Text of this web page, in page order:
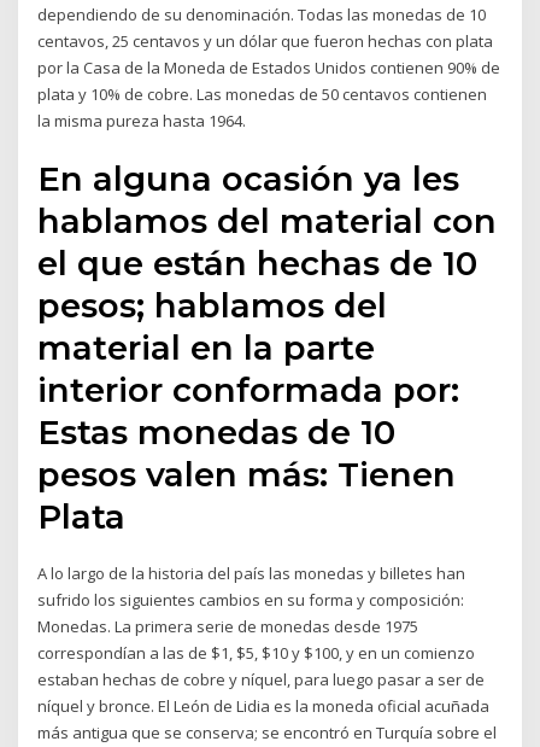
dependiendo de su denominación. Todas las monedas de 10
centavos, 25 centavos y un dólar que fueron hechas con plata
por la Casa de la Moneda de Estados Unidos contienen 90% de
plata y 10% de cobre. Las monedas de 50 centavos contienen
la misma pureza hasta 1964.
En alguna ocasión ya les
hablamos del material con
el que están hechas de 10
pesos; hablamos del
material en la parte
interior conformada por:
Estas monedas de 10
pesos valen más: Tienen
Plata
A lo largo de la historia del país las monedas y billetes han
sufrido los siguientes cambios en su forma y composición:
Monedas. La primera serie de monedas desde 1975
correspondían a las de $1, $5, $10 y $100, y en un comienzo
estaban hechas de cobre y níquel, para luego pasar a ser de
níquel y bronce. El León de Lidia es la moneda oficial acuñada
más antigua que se conserva; se encontró en Turquía sobre el